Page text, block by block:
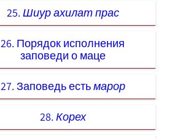
25. Шиур ахилат прас
26. Порядок исполнения
заповеди о маце
27. Заповедь естьмарор
28. Корех